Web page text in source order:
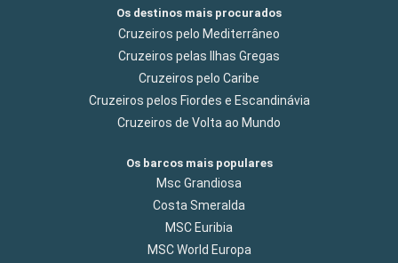
Os destinos mais procurados
Cruzeiros pelo Mediterrâneo
Cruzeiros pelas Ilhas Gregas
Cruzeiros pelo Caribe
Cruzeiros pelos Fiordes e Escandinávia
Cruzeiros de Volta ao Mundo
Os barcos mais populares
Msc Grandiosa
Costa Smeralda
MSC Euribia
MSC World Europa